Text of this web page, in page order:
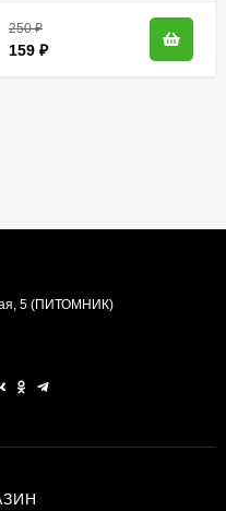
250₽
159 ₽
5 (ПИТОМНИК)